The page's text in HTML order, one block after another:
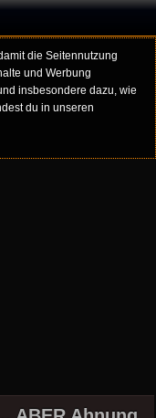
die Seitennutzung
und Werbung
insbesondere dazu, wie
du in unseren